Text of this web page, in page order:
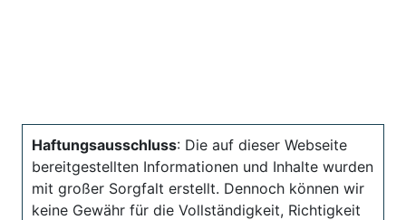
Haftungsausschluss: Die auf dieser Webseite
bereitgestellten Informationen und Inhalte wurden
mit großer Sorgfalt erstellt. Dennoch können wir
keine Gewähr für die Vollständigkeit, Richtigkeit